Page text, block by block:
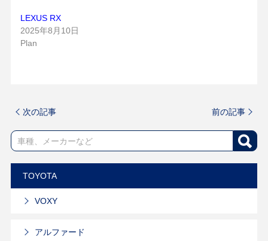
LEXUS RX
2025年8月10日
Plan
次の記事 前の記事
TOYOTA
VOXY
アルファード